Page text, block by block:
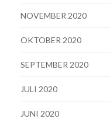
NOVEMBER 2020
OKTOBER 2020
SEPTEMBER 2020
JULI 2020
JUNI 2020